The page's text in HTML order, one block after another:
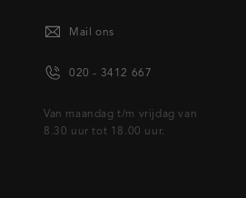
Mail ons
020 - 3412 667
Van maandag t/m vrijdag van
8.30 uur tot 18.00 uur.